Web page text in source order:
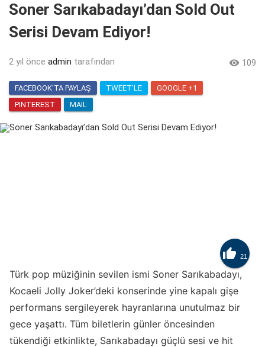
Soner Sarıkabadayı’dan Sold Out
Serisi Devam Ediyor!
2 yıl önce admin tarafından  109
FACEBOOK'TA PAYLAŞ TWEET'LE
GOOGLE +1
PINTEREST
MAIL
 21
Türk pop müziğinin sevilen ismi Soner Sarıkabadayı,
Kocaeli Jolly Joker’deki konserinde yine kapalı gişe
performans sergileyerek hayranlarına unutulmaz bir
gece yaşattı. Tüm biletlerin günler öncesinden
tükendiği etkinlikte, Sarıkabadayı güçlü sesi ve hit